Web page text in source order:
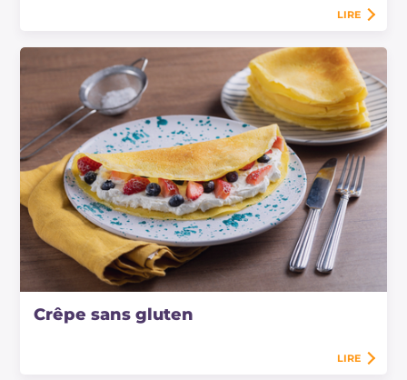
LIRE
Crêpe sans gluten
LIRE